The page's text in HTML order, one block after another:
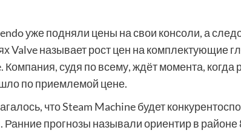
уже подняли цены на свои консоли, а
Valve называет рост цен на
судя по всему, ждёт момента, когда
по приемлемой цене.
что Steam Machine будет
Ранние прогнозы называли ориентир в